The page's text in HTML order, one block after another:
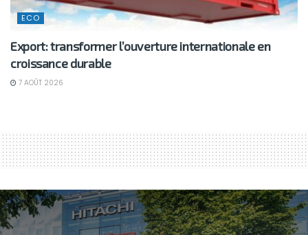
ECO
Export: transformer l’ouverture internationale en
croissance durable
7 AOÛT 2026